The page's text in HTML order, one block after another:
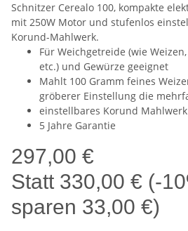
Schnitzer Cerealo 100, kompakte
mit 250W Motor und stufenlos
Korund-Mahlwerk.
Für Weichgetreide (wie
etc.) und Gewürze geeignet
Mahlt 100 Gramm feines
gröberer Einstellung die
einstellbares Korund Mahlwerk
5 Jahre Garantie
297,00 €
Statt 330,00 € (-
sparen 33,00 €)